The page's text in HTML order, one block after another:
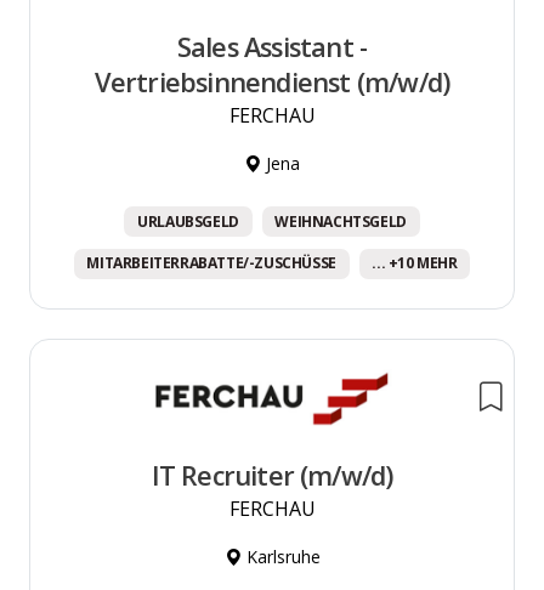
Sales Assistant -
Vertriebsinnendienst (m/w/d)
FERCHAU
Jena
URLAUBSGELD WEIHNACHTSGELD
MITARBEITERRABATTE/-ZUSCHÜSSE ... +10 MEHR
IT Recruiter (m/w/d)
FERCHAU
Karlsruhe